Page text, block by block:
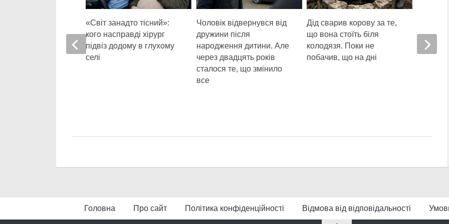
Чоловік відвернувся від
дружини після
народження дитини. Але
через двадцять років
сталося те, що змінило
все
Дід сварив корову за те,
що вона стоїть біля
колодязя. Поки не
побачив, що на дні
власник
призвела спроба
«Світ занадто тісний»:
кого насправді хірург
підвіз додому в глухому
селі
Головна Про сайт Політика конфіденційності Відмова від відповідальності